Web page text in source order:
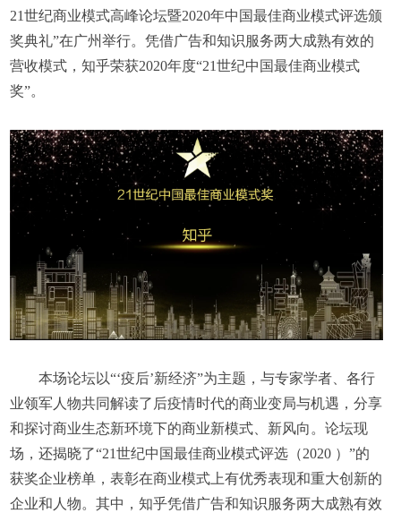
21世纪商业模式高峰论坛暨2020年中国最佳商业模式评选颁
奖典礼”在广州举行。凭借广告和知识服务两大成熟有效的
营收模式，知乎荣获2020年度“21世纪中国最佳商业模式
奖”。
本场论坛以“‘疫后’新经济”为主题，与专家学者、各行
业领军人物共同解读了后疫情时代的商业变局与机遇，分享
和探讨商业生态新环境下的商业新模式、新风向。论坛现
场，还揭晓了“21世纪中国最佳商业模式评选（2020 ）”的
获奖企业榜单，表彰在商业模式上有优秀表现和重大创新的
企业和人物。其中，知乎凭借广告和知识服务两大成熟有效